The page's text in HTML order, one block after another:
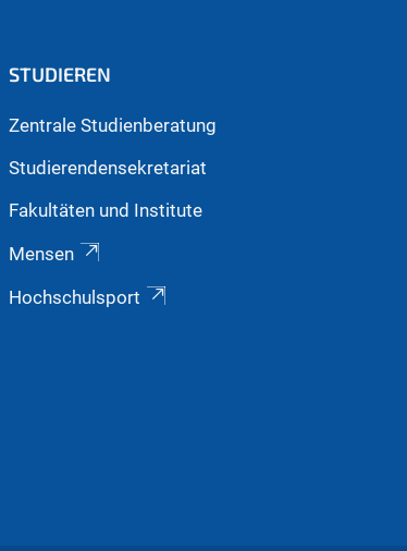
STUDIEREN
Zentrale Studienberatung
Studierendensekretariat
Fakultäten und Institute
Mensen
Hochschulsport